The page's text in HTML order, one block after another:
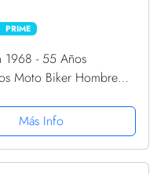
PRIME
1968 - 55 Años
Moto Biker Hombre
Más Info